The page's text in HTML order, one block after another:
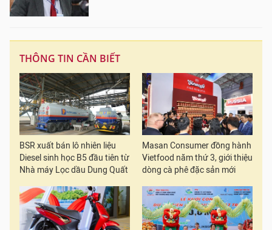
THÔNG TIN CẦN BIẾT
BSR xuất bán lô nhiên liệu
Diesel sinh học B5 đầu tiên từ
Nhà máy Lọc dầu Dung Quất
Masan Consumer đồng hành
Vietfood năm thứ 3, giới thiệu
dòng cà phê đặc sản mới